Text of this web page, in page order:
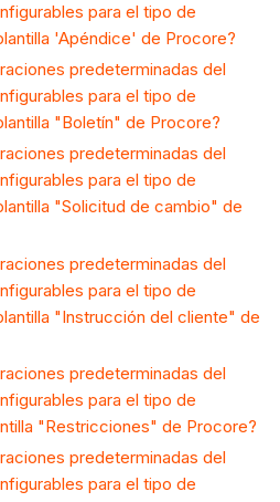
para el tipo de
'Apéndice' de Procore?
predeterminadas del
para el tipo de
"Boletín" de Procore?
predeterminadas del
para el tipo de
"Solicitud de cambio" de
predeterminadas del
para el tipo de
"Instrucción del cliente" de
predeterminadas del
para el tipo de
"Restricciones" de Procore?
predeterminadas del
para el tipo de